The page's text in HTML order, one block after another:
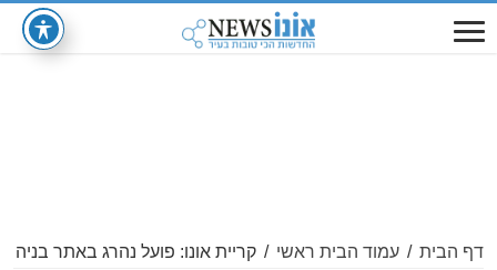
דף הבית / עמוד הבית ראשי / קריית אונו: פועל נהרג באתר בניה